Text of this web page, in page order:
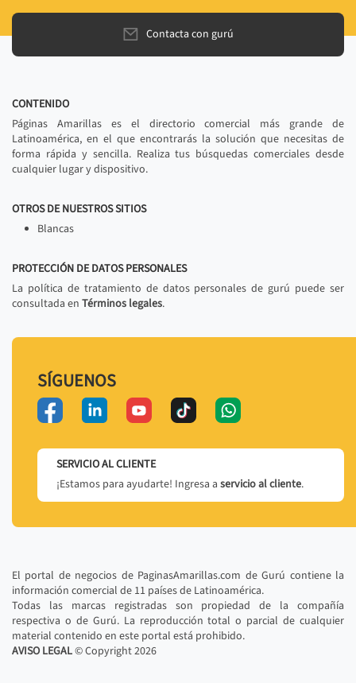
Contacta con gurú
CONTENIDO
Páginas Amarillas es el directorio comercial más grande de
Latinoamérica, en el que encontrarás la solución que necesitas de
forma rápida y sencilla. Realiza tus búsquedas comerciales desde
cualquier lugar y dispositivo.
OTROS DE NUESTROS SITIOS
Blancas
PROTECCIÓN DE DATOS PERSONALES
La política de tratamiento de datos personales de gurú puede ser
consultada en Términos legales.
SÍGUENOS
SERVICIO AL CLIENTE
¡Estamos para ayudarte! Ingresa a servicio al cliente.
El portal de negocios de PaginasAmarillas.com de Gurú contiene la
información comercial de 11 países de Latinoamérica.
Todas las marcas registradas son propiedad de la compañía
respectiva o de Gurú. La reproducción total o parcial de cualquier
material contenido en este portal está prohibido.
AVISO LEGAL© Copyright2026